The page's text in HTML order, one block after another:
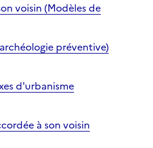
voisin (Modèles de
préventive)
d'urbanisme
à son voisin